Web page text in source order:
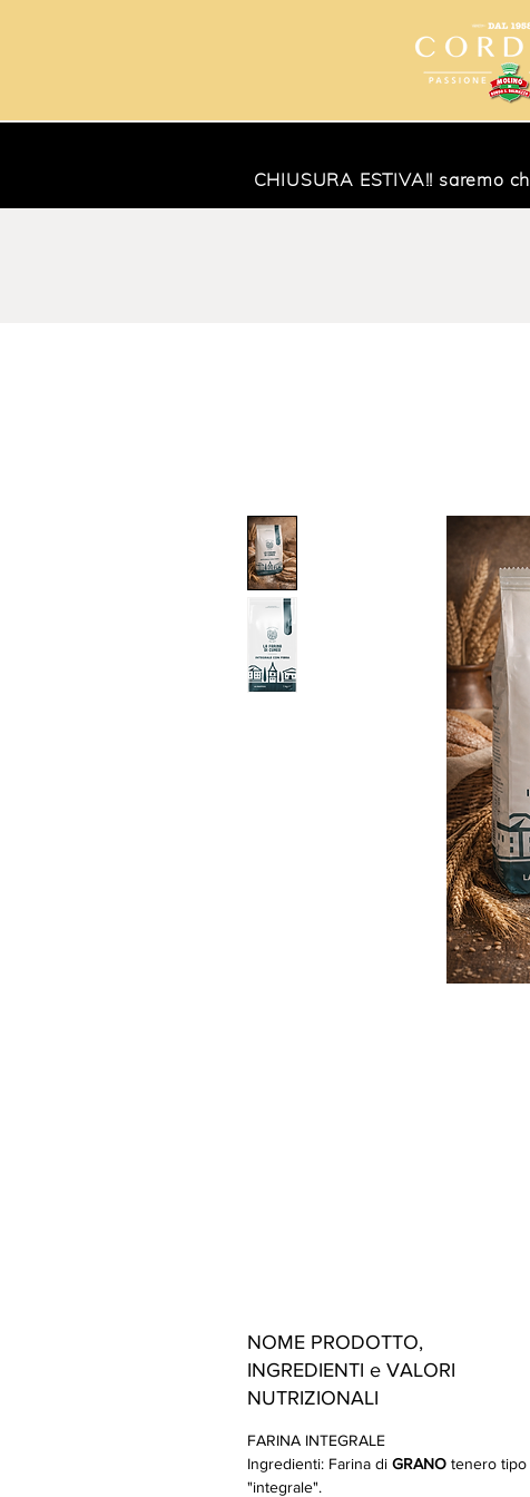
CHIUSURA ESTIVA!! saremo
NOME PRODOTTO,
INGREDIENTI e VALORI
NUTRIZIONALI
FARINA INTEGRALE
Ingredienti: Farina di GRANO tenero tipo
"integrale".